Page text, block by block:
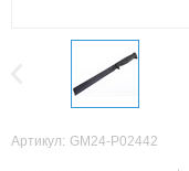
Артикул: GM24-P02442